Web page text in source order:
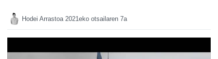
Hodei Arrastoa 2021eko otsailaren 7a